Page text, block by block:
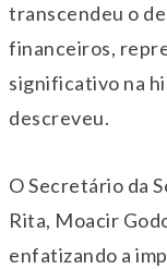
transcendeu o
financeiros,
significativo na
descreveu.
O Secretário da
Rita, Moacir
enfatizando a